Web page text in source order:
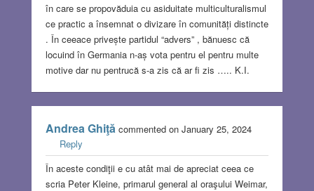
în care se propovăduia cu asiduitate multiculturalismul
ce practic a însemnat o divizare în comunități distincte
. În ceeace privește partidul “advers” , bănuesc că
locuind în Germania n-aș vota pentru el pentru multe
motive dar nu pentrucă s-a zis că ar fi zis ….. K.I.
Andrea Ghiţă commented on January 25, 2024
Reply
În aceste condiţii e cu atât mai de apreciat ceea ce
scria Peter Kleine, primarul general al oraşului Weimar,